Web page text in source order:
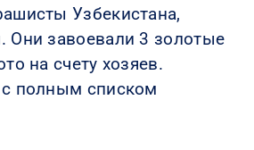
Узбекистана,
Они завоевали 3 золотые
на счету хозяев.
с полным списком